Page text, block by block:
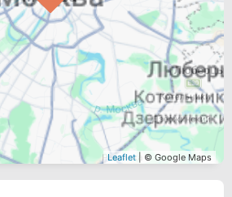
Leaflet | © Google Maps